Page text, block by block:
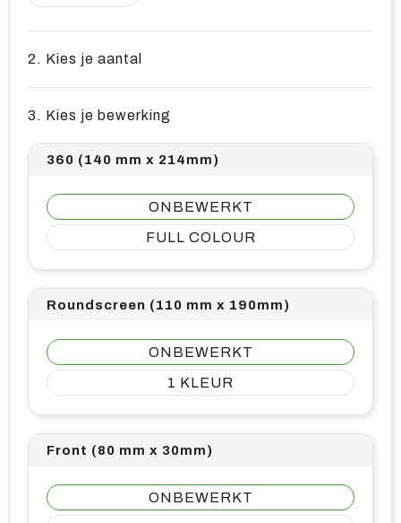
2. Kies je aantal
3. Kies je bewerking
360 (140 mm x 214mm)
ONBEWERKT
FULL COLOUR
Roundscreen (110 mm x 190mm)
ONBEWERKT
1
Front (80 mm x 30mm)
ONBEWERKT